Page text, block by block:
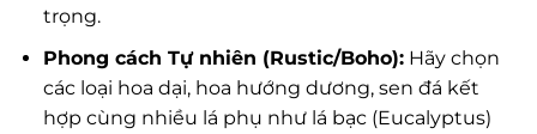
trọng.
Phong cách Tự nhiên (Rustic/Boho):Hãy chọn
các loại hoa dại, hoa hướng dương, sen đá kết
hợp cùng nhiều lá phụ như lá bạc (Eucalyptus)